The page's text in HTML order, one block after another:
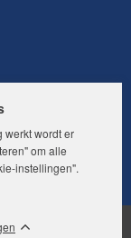
Disclaimer
werkt wordt er
om alle
instellingen".